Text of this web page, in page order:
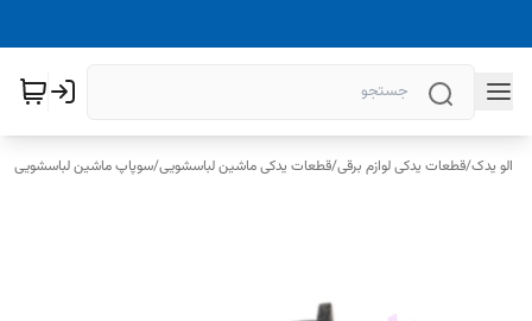
الو یدک/قطعات یدکی لوازم برقی/قطعات یدکی ماشین لباسشویی/سوپاپ ماشین لباسشویی